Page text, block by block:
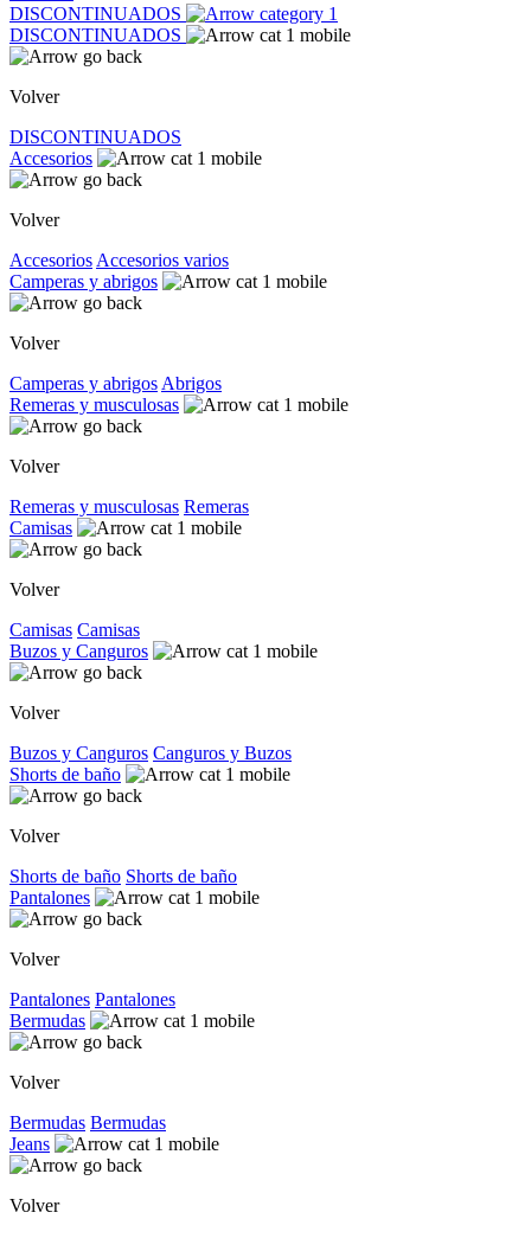
DISCONTINUADOS
DISCONTINUADOS
Volver
DISCONTINUADOS
Accesorios
Volver
Accesorios Accesorios varios
Camperas y abrigos
Volver
Camperas y abrigos Abrigos
Remeras y musculosas
Volver
Remeras y musculosas Remeras
Camisas
Volver
Camisas Camisas
Buzos y Canguros
Volver
Buzos y Canguros Canguros y Buzos
Shorts de baño
Volver
Shorts de baño Shorts de baño
Pantalones
Volver
Pantalones Pantalones
Bermudas
Volver
Bermudas Bermudas
Jeans
Volver